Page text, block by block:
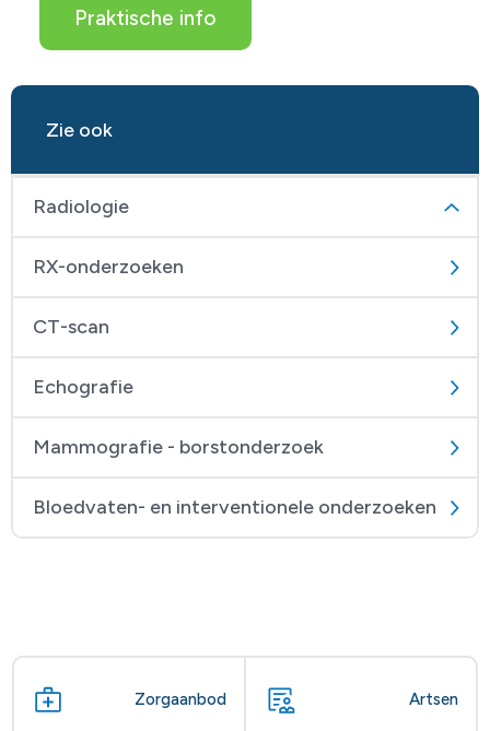
Praktische info
Zie ook
Radiologie
RX-onderzoeken
CT-scan
Echografie
Mammografie - borstonderzoek
Bloedvaten- en interventionele onderzoeken
Zorgaanbod Artsen